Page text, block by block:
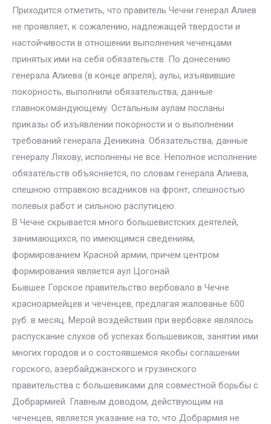
Приходится отметить, что правитель Чечни генерал Алиев
не проявляет, к сожалению, надлежащей твердости и
настойчивости в отношении выполнения чеченцами
принятых ими на себя обязательств. По донесению
генерала Алиева (в конце апреля), аулы, изъявившие
покорность, выполнили обязательства, данные
главнокомандующему. Остальным аулам посланы
приказы об изъявлении покорности и о выполнении
требований генерала Деникина. Обязательства, данные
генералу Ляхову, исполнены не все. Неполное исполнение
обязательств объясняется, по словам генерала Алиева,
спешною отправкою всадников на фронт, спешностью
полевых работ и сильною распутицею.
В Чечне скрывается много большевистских деятелей,
занимающихся, по имеющимся сведениям,
формированием Красной армии, причем центром
формирования является аул Цогонай.
Бывшее Горское правительство вербовало в Чечне
красноармейцев и чеченцев, предлагая жалованье 600
руб. в месяц. Мерой воздействия при вербовке являлось
распускание слухов об успехах большевиков, занятии ими
многих городов и о состоявшемся якобы соглашении
горского, азербайджанского и грузинского
правительства с большевиками для совместной борьбы с
Добрармией. Главным доводом, действующим на
чеченцев, является указание на то, что Добрармия не